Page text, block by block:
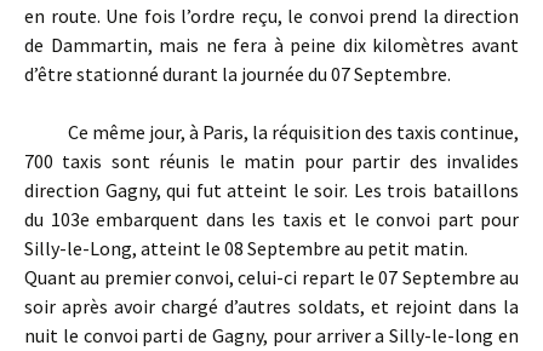
en route. Une fois l’ordre reçu, le convoi prend la direction
de Dammartin, mais ne fera à peine dix kilomètres avant
d’être stationné durant la journée du 07 Septembre.
Ce même jour, à Paris, la réquisition des taxis continue,
700 taxis sont réunis le matin pour partir des invalides
direction Gagny, qui fut atteint le soir. Les trois bataillons
du 103e embarquent dans les taxis et le convoi part pour
Silly-le-Long, atteint le 08 Septembre au petit matin.
Quant au premier convoi, celui-ci repart le 07 Septembre au
soir après avoir chargé d’autres soldats, et rejoint dans la
nuit le convoi parti de Gagny, pour arriver a Silly-le-long en